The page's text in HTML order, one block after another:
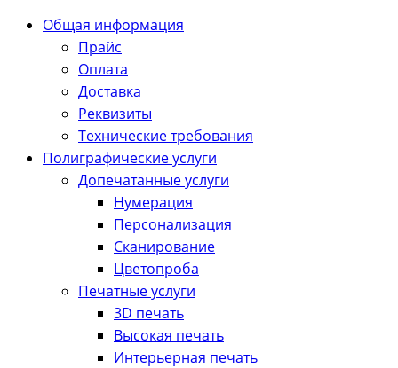
Общая информация
Прайс
Оплата
Доставка
Реквизиты
Технические требования
Полиграфические услуги
Допечатанные услуги
Нумерация
Персонализация
Сканирование
Цветопроба
Печатные услуги
3D печать
Высокая печать
Интерьерная печать